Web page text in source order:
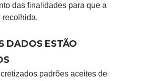
das finalidades para que a
recolhida.
DADOS ESTÃO
padrões aceites de